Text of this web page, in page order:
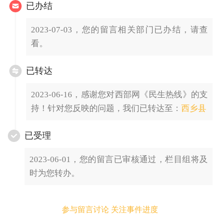
已办结
2023-07-03，您的留言相关部门已办结，请查
看。
已转达
2023-06-16，感谢您对西部网《民生热线》的支
持！针对您反映的问题，我们已转达至： 西乡县
已受理
2023-06-01，您的留言已审核通过，栏目组将及
时为您转办。
参与留言讨论 关注事件进度